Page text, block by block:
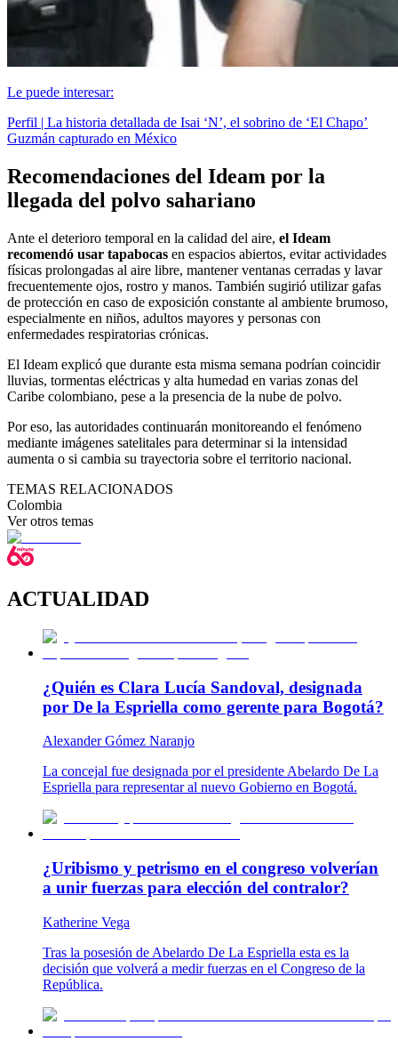
Le puede interesar:
Perfil | La historia detallada de Isai ‘N’, el sobrino de ‘El Chapo’
Guzmán capturado en México
Recomendaciones del Ideam por la
llegada del polvo sahariano
Ante el deterioro temporal en la calidad del aire, el Ideam
recomendó usar tapabocas en espacios abiertos, evitar actividades
físicas prolongadas al aire libre, mantener ventanas cerradas y lavar
frecuentemente ojos, rostro y manos. También sugirió utilizar gafas
de protección en caso de exposición constante al ambiente brumoso,
especialmente en niños, adultos mayores y personas con
enfermedades respiratorias crónicas.
El Ideam explicó que durante esta misma semana podrían coincidir
lluvias, tormentas eléctricas y alta humedad en varias zonas del
Caribe colombiano, pese a la presencia de la nube de polvo.
Por eso, las autoridades continuarán monitoreando el fenómeno
mediante imágenes satelitales para determinar si la intensidad
aumenta o si cambia su trayectoria sobre el territorio nacional.
TEMAS RELACIONADOS
Colombia
Ver otros temas
ACTUALIDAD
¿Quién es Clara Lucía Sandoval, designada
por De la Espriella como gerente para Bogotá?
Alexander Gómez Naranjo
La concejal fue designada por el presidente Abelardo De La
Espriella para representar al nuevo Gobierno en Bogotá.
¿Uribismo y petrismo en el congreso volverían
a unir fuerzas para elección del contralor?
Katherine Vega
Tras la posesión de Abelardo De La Espriella esta es la
decisión que volverá a medir fuerzas en el Congreso de la
República.